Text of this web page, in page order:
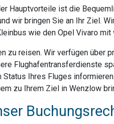
Hauptvorteile ist die
wir bringen Sie an Ihr Ziel.
wie den Opel Vivaro
reisen. Wir verfügen über
Flughafentransferdienste
Ihres Fluges
zu Ihrem Ziel in Wenzlow